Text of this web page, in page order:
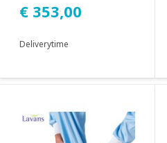
€ 353,00
Deliverytime